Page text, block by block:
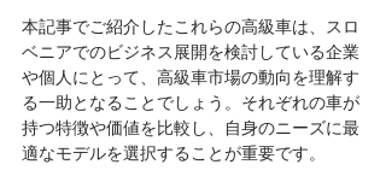
本記事でご紹介したこれらの高級車は、スロ
ベニアでのビジネス展開を検討している企業
や個人にとって、高級車市場の動向を理解す
る一助となることでしょう。それぞれの車が
持つ特徴や価値を比較し、自身のニーズに最
適なモデルを選択することが重要です。